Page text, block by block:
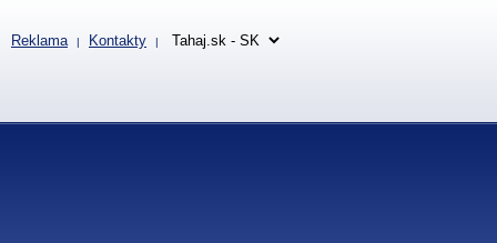
Reklama | Kontakty |